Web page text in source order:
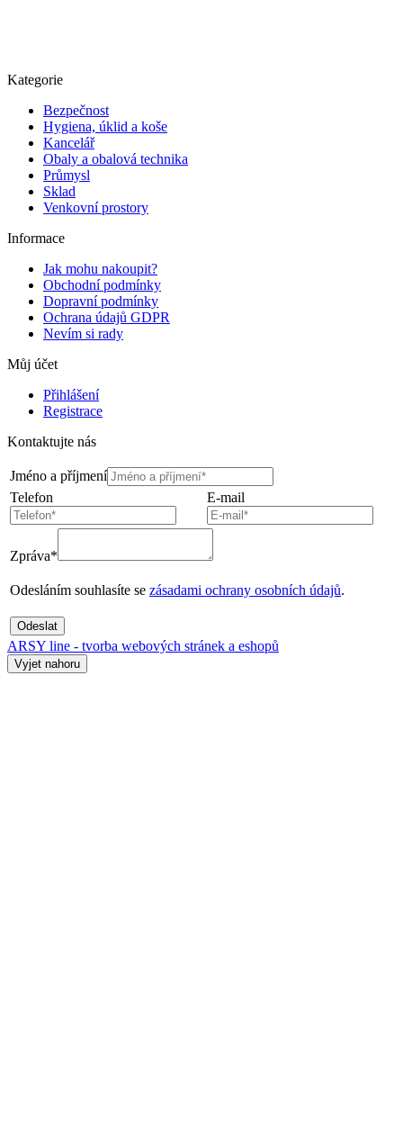
Kategorie
Bezpečnost
Hygiena, úklid a koše
Kancelář
Obaly a obalová technika
Průmysl
Sklad
Venkovní prostory
Informace
Jak mohu nakoupit?
Obchodní podmínky
Dopravní podmínky
Ochrana údajů GDPR
Nevím si rady
Můj účet
Přihlášení
Registrace
Kontaktujte nás
Jméno a příjmení
Telefon
E-mail
Zpráva*
Odesláním souhlasíte se zásadami ochrany osobních údajů.
Odeslat
ARSY line - tvorba webových stránek a eshopů
Vyjet nahoru